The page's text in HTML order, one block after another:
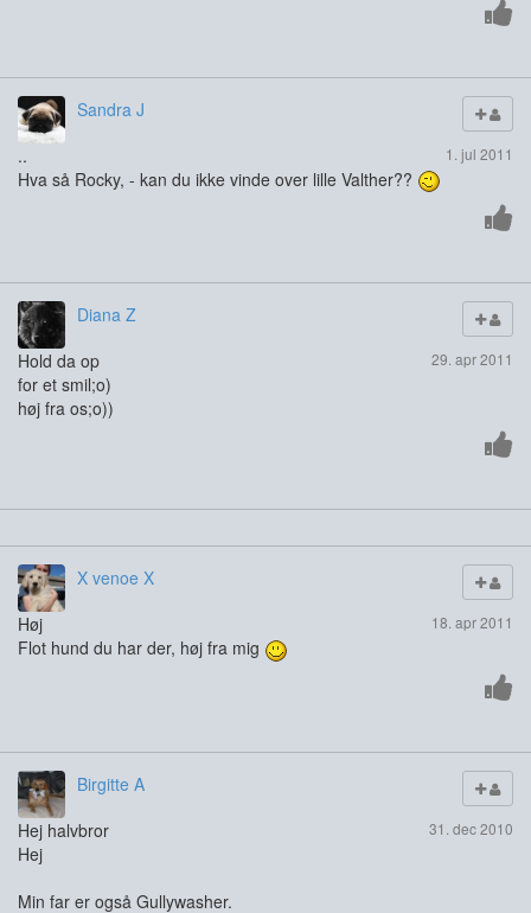
Sandra J
1. jul 2011
..
Hva så Rocky, - kan du ikke vinde over lille Valther??
Diana Z
29. apr 2011
Hold da op
for et smil;o)
høj fra os;o))
X venoe X
18. apr 2011
Høj
Flot hund du har der, høj fra mig
Birgitte A
31. dec 2010
Hej halvbror
Hej
Min far er også Gullywasher.